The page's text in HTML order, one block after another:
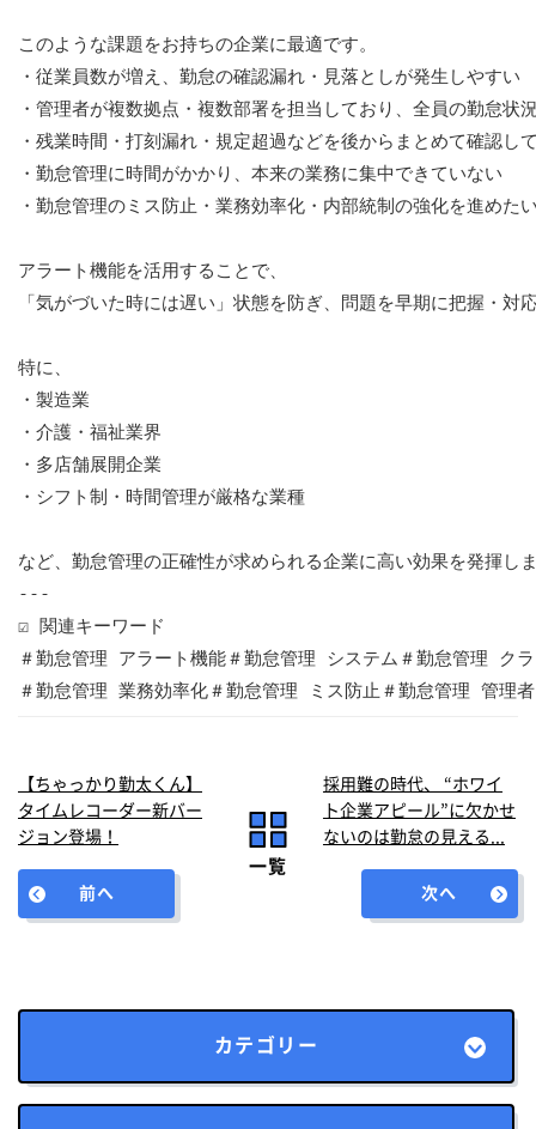
このような課題をお持ちの企業に最適です。
・従業員数が増え、勤怠の確認漏れ・見落としが発生しやすい
・管理者が複数拠点・複数部署を担当しており、全員の勤怠状
・残業時間・打刻漏れ・規定超過などを後からまとめて確認し
・勤怠管理に時間がかかり、本来の業務に集中できていない
・勤怠管理のミス防止・業務効率化・内部統制の強化を進めた
アラート機能を活用することで、
「気がづいた時には遅い」状態を防ぎ、問題を早期に把握・対
特に、
・製造業
・介護・福祉業界
・多店舗展開企業
・シフト制・時間管理が厳格な業種
など、勤怠管理の正確性が求められる企業に高い効果を発揮し
---
☑ 関連キーワード
＃勤怠管理 アラート機能＃勤怠管理 システム＃勤怠管理 ク
＃勤怠管理 業務効率化＃勤怠管理 ミス防止＃勤怠管理 管理
【ちゃっかり勤太くん】
タイムレコーダー新バー
ジョン登場！
前へ
一覧
採用難の時代、 “ホワイ
ト企業アピール”に欠かせ
ないのは勤怠の見える...
次へ
カテゴリー